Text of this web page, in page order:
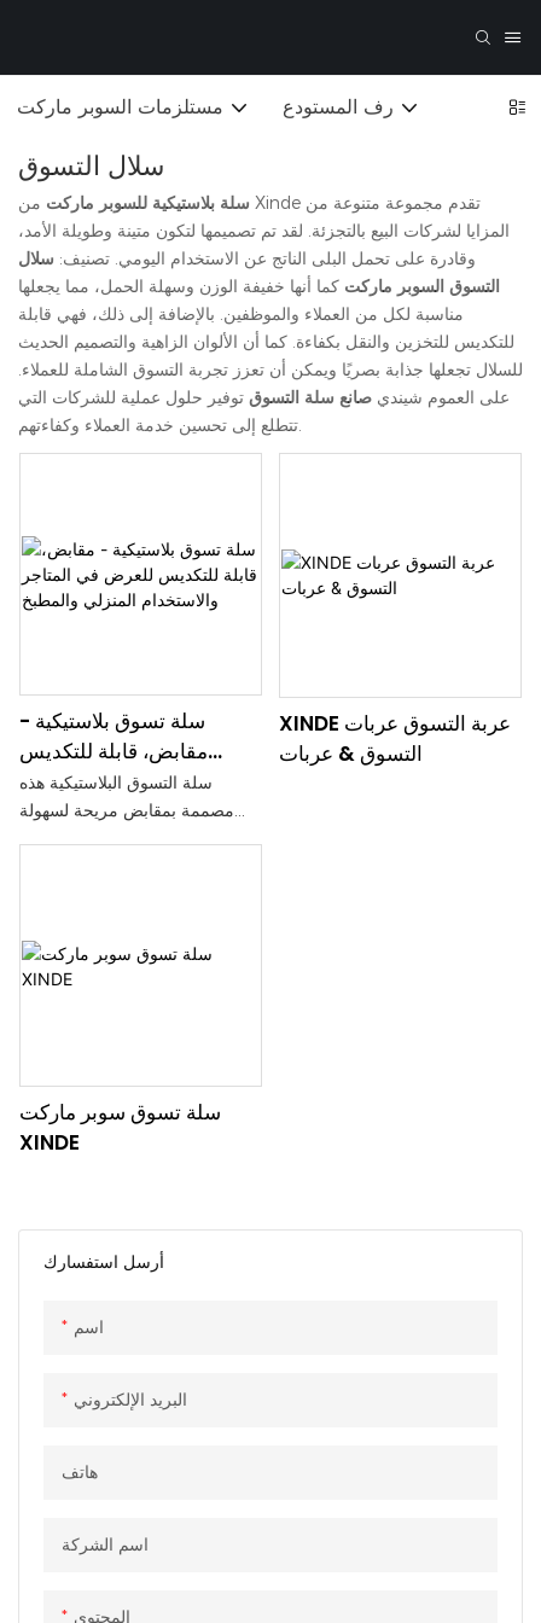
مستلزمات السوبر ماركت رف المستودع
سلال التسوق
سلة بلاستيكية للسوبر ماركت من Xinde تقدم مجموعة متنوعة من
المزايا لشركات البيع بالتجزئة. لقد تم تصميمها لتكون متينة وطويلة الأمد،
وقادرة على تحمل البلى الناتج عن الاستخدام اليومي. تصنيف: سلال
التسوق السوبر ماركت كما أنها خفيفة الوزن وسهلة الحمل، مما يجعلها
مناسبة لكل من العملاء والموظفين. بالإضافة إلى ذلك، فهي قابلة
للتكديس للتخزين والنقل بكفاءة. كما أن الألوان الزاهية والتصميم الحديث
للسلال تجعلها جذابة بصريًا ويمكن أن تعزز تجربة التسوق الشاملة للعملاء.
على العموم شيندي صانع سلة التسوق توفير حلول عملية للشركات التي
تتطلع إلى تحسين خدمة العملاء وكفاءتهم.
أرسل استفسارك
اسم
البريد الإلكتروني
هاتف
اسم الشركة
المحتوى
سلة تسوق بلاستيكية -
مقابض، قابلة للتكديس
للعرض في المتاجر
والاستخدام المنزلي والمطبخ
سلة التسوق البلاستيكية هذه
مصممة بمقابض مريحة لسهولة
الاستخدامات لتلبية احتياجاتك من
التسوق.
XINDE عربة التسوق عربات
التسوق & عربات
سلة تسوق سوبر ماركت
XINDE